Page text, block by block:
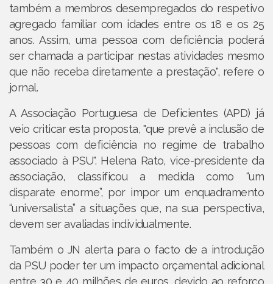
também a membros desempregados do respetivo
agregado familiar com idades entre os 18 e os 25
anos. Assim, uma pessoa com deficiência poderá
ser chamada a participar nestas atividades mesmo
que não receba diretamente a prestação", refere o
jornal.
A Associação Portuguesa de Deficientes (APD) já
veio criticar esta proposta, "que prevê a inclusão de
pessoas com deficiência no regime de trabalho
associado à PSU". Helena Rato, vice-presidente da
associação, classificou a medida como “um
disparate enorme”, por impor um enquadramento
“universalista” a situações que, na sua perspectiva,
devem ser avaliadas individualmente.
Também o JN alerta para o facto de a introdução
da PSU poder ter um impacto orçamental adicional